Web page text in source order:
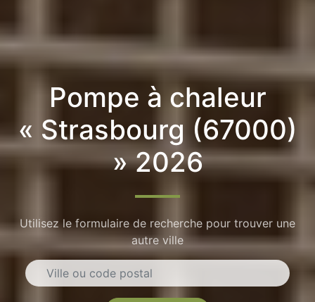
Pompe à chaleur
« Strasbourg (67000)
» 2026
Utilisez le formulaire de recherche pour trouver une
autre ville